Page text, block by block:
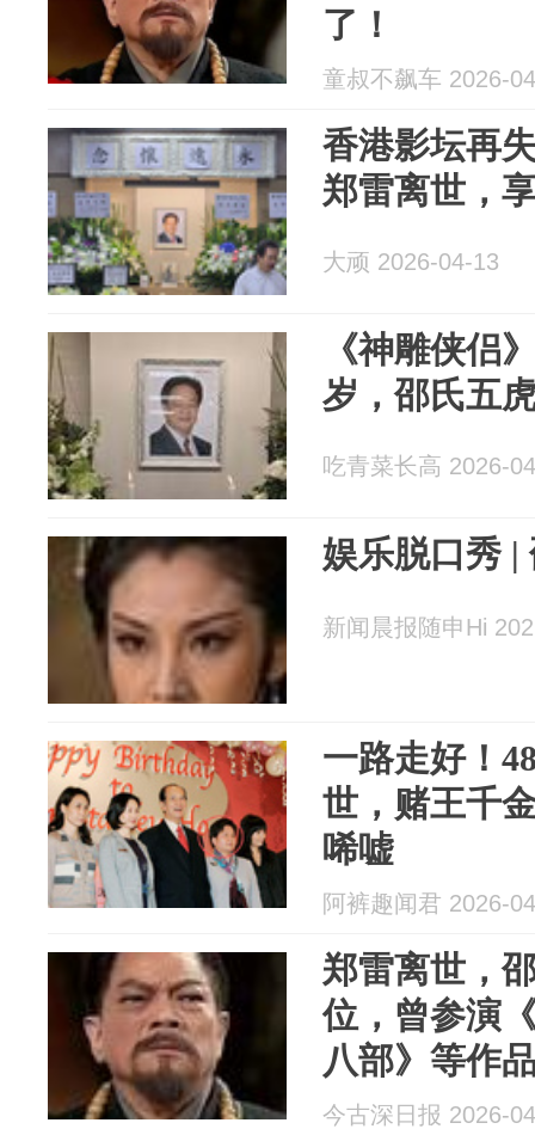
了！
童叔不飙车 2026-
香港影坛再
郑雷离世，
大顽 2026-04-13
《神雕侠侣
岁，邵氏五
吃青菜长高 2026-
娱乐脱口秀 |
新闻晨报随申Hi
一路走好！
世，赌王千
唏嘘
阿裤趣闻君 2026-
郑雷离世，
位，曾参演
八部》等作
今古深日报 2026-